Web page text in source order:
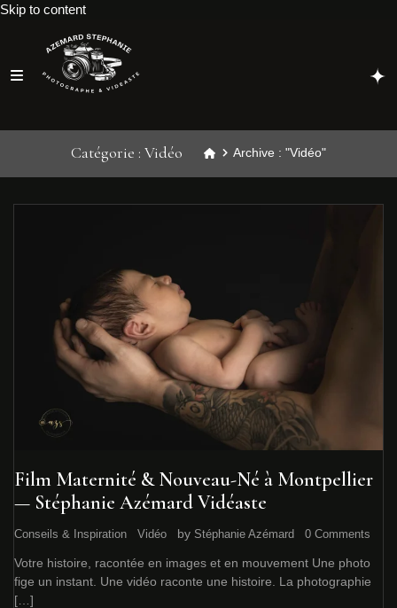
Skip to content
Catégorie : Vidéo Archive : "Vidéo"
Film Maternité & Nouveau-Né à Montpellier
— Stéphanie Azémard Vidéaste
Conseils & Inspiration Vidéo by Stéphanie Azémard 0 Comments
Votre histoire, racontée en images et en mouvement Une photo
fige un instant. Une vidéo raconte une histoire. La photographie
[…]